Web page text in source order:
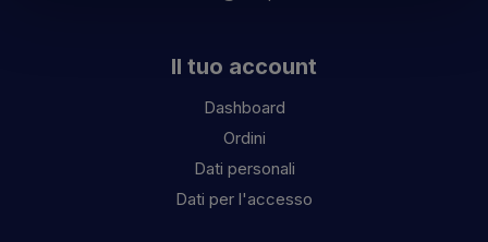
Il tuo account
Dashboard
Ordini
Dati personali
Dati per l'accesso